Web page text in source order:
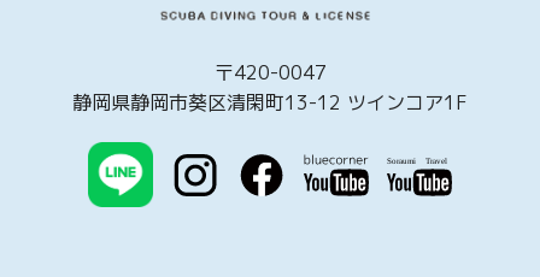
〒420-0047
静岡県静岡市葵区清閑町13-12 ツインコア1F